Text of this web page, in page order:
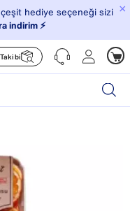
×
çeşit hediye seçeneği sizi
indirim ⚡️